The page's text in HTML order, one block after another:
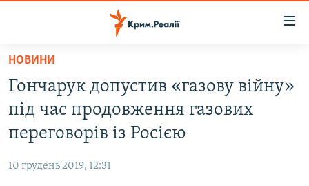
Перейти
основного
матеріалу
до
основної
навігації
ВОДА.КРИМ
ВІДЕО ТА ФОТО
БЛОГИ
НОВИНИ
Гончарук допустив «газову війну»
під час продовження газових
переговорів із Росією
10 грудень 2019, 12:31